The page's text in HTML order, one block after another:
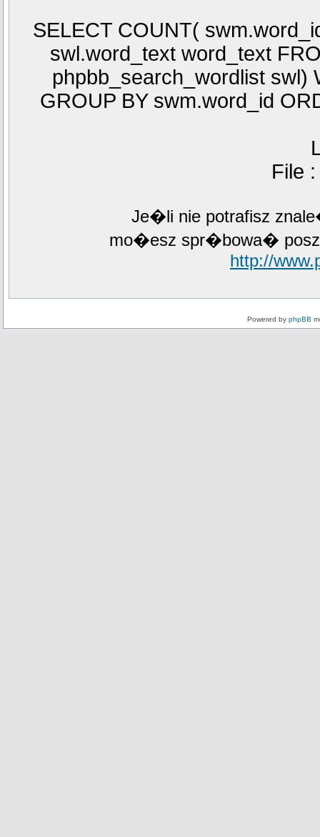
SELECT COUNT(
swl.word_text word_text
phpbb_search_wordlist swl)
GROUP BY swm.word_id
File
Je�li nie potrafisz
mo�esz spr�bowa�
http://
Powered by phpBB